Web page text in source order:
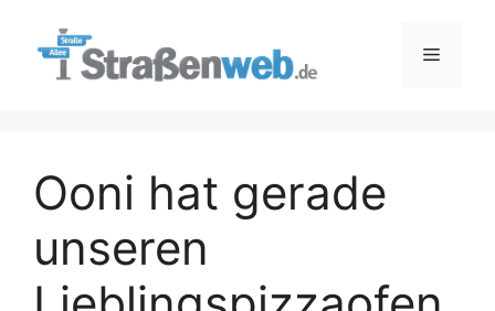
Menü
Ooni hat gerade
unseren